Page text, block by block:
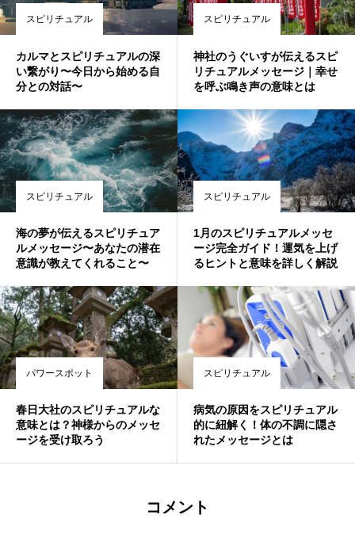
スピリチュアル
カルマとスピリチュアルの深
い繋がり〜今日から始める自
分との対話〜
スピリチュアル
神社のうぐいすが伝えるスピ
リチュアルメッセージ｜幸せ
を呼ぶ鳴き声の意味とは
スピリチュアル
海の夢が伝えるスピリチュア
ルメッセージ〜あなたの潜在
意識が教えてくれること〜
スピリチュアル
1月のスピリチュアルメッセ
ージ完全ガイド！運気を上げ
るヒントと意味を詳しく解説
パワースポット
春日大社のスピリチュアルな
意味とは？神様からのメッセ
ージを受け取ろう
スピリチュアル
病気の原因をスピリチュアル
的に紐解く！体の不調に隠さ
れたメッセージとは
コメント